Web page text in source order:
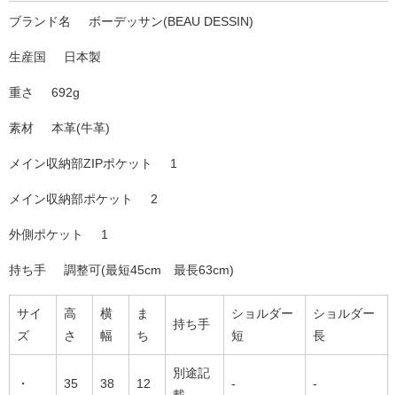
ブランド名 ボーデッサン(BEAU DESSIN)
生産国 日本製
重さ 692g
素材 本革(牛革)
メイン収納部ZIPポケット 1
メイン収納部ポケット 2
外側ポケット 1
持ち手 調整可(最短45cm 最長63cm)
サイ
ズ
高
さ
横
幅
ま
ち
持ち手
ショルダー
短
ショルダー
長
・ 35 38 12
別途記
- -